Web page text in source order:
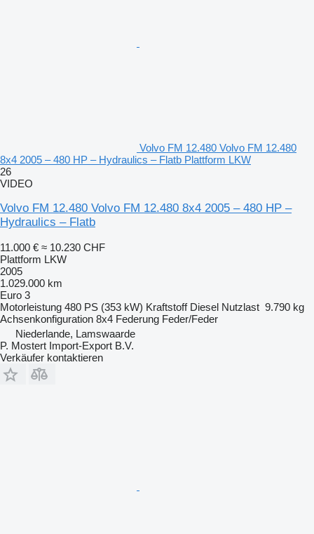
Volvo FM 12.480 Volvo FM 12.480
8x4 2005 – 480 HP – Hydraulics – Flatb Plattform LKW
26
VIDEO
Volvo FM 12.480 Volvo FM 12.480 8x4 2005 – 480 HP –
Hydraulics – Flatb
11.000 € ≈ 10.230 CHF
Plattform LKW
2005
1.029.000 km
Euro 3
Motorleistung 480 PS (353 kW) Kraftstoff Diesel Nutzlast 9.790 kg
Achsenkonfiguration 8x4 Federung Feder/Feder
Niederlande, Lamswaarde
P. Mostert Import-Export B.V.
Verkäufer kontaktieren